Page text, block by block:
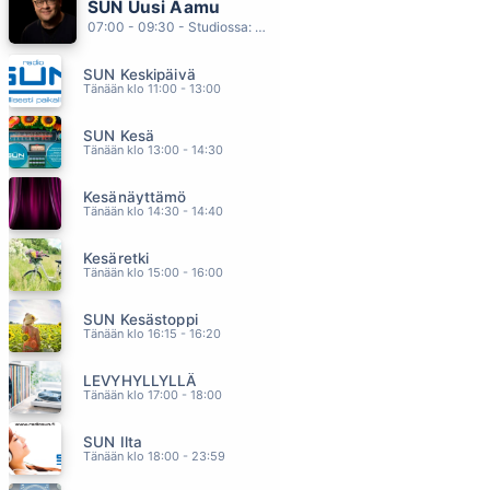
RAKASTAN SUA NIIN ET SE SATTUU
LEIJAT
BUSY BEING FABULOUS
MY LOVE
RISAINEN ELAMA
SUN Uusi Aamu
07:00 - 09:30 - Studiossa: Kimmo Hoivassilta
SUN Keskipäivä
Tänään klo 11:00 - 13:00
SUN Kesä
Tänään klo 13:00 - 14:30
Kesänäyttämö
Tänään klo 14:30 - 14:40
Kesäretki
Tänään klo 15:00 - 16:00
SUN Kesästoppi
Tänään klo 16:15 - 16:20
LEVYHYLLYLLÄ
Tänään klo 17:00 - 18:00
SUN Ilta
Tänään klo 18:00 - 23:59